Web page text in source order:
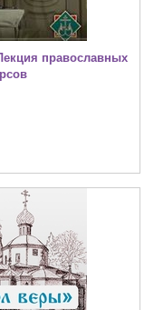
православных